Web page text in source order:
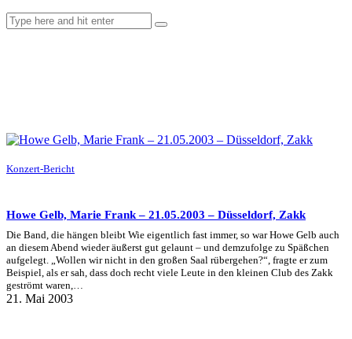
Konzert-Bericht
Howe Gelb, Marie Frank – 21.05.2003 – Düsseldorf, Zakk
Die Band, die hängen bleibt Wie eigentlich fast immer, so war Howe Gelb auch
an diesem Abend wieder äußerst gut gelaunt – und demzufolge zu Späßchen
aufgelegt. „Wollen wir nicht in den großen Saal rübergehen?“, fragte er zum
Beispiel, als er sah, dass doch recht viele Leute in den kleinen Club des Zakk
geströmt waren,…
21. Mai 2003